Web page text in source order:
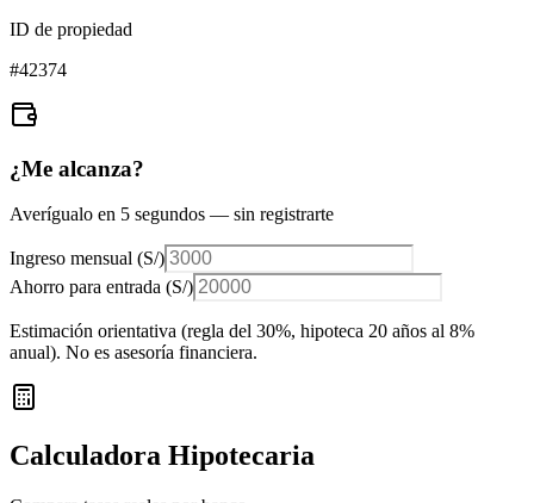
ID de propiedad
#42374
¿Me alcanza?
Averígualo en 5 segundos — sin registrarte
Ingreso mensual (S/)
Ahorro para entrada (S/)
Estimación orientativa (regla del 30%, hipoteca 20 años al 8%
anual). No es asesoría financiera.
Calculadora Hipotecaria